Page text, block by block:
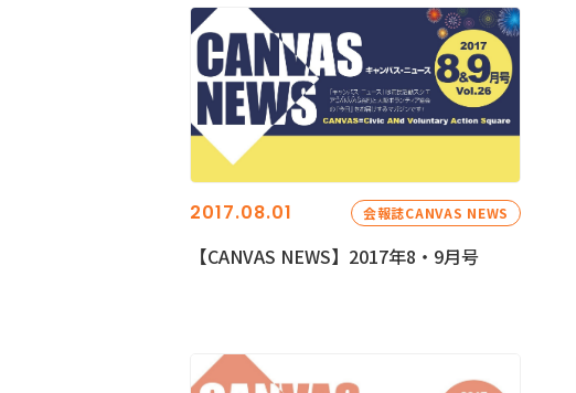
2017.08.01 会報誌CANVAS NEWS
【CANVAS NEWS】2017年8・9月号